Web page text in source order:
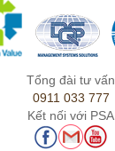
Tổng đài tư vấn
0911 033 777
Kết nối với PSA